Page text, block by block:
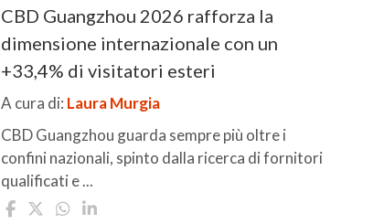
CBD Guangzhou 2026 rafforza la
dimensione internazionale con un
+33,4% di visitatori esteri
A cura di: Laura Murgia
CBD Guangzhou guarda sempre più oltre i
confini nazionali, spinto dalla ricerca di fornitori
qualificati e ...